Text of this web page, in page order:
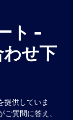
ト -
せ下
提供していま
質問に答え、